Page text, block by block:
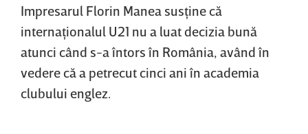
Impresarul Florin Manea susţine că
internaţionalul U21 nu a luat decizia bună
atunci când s-a întors în România, având în
vedere că a petrecut cinci ani în academia
clubului englez.